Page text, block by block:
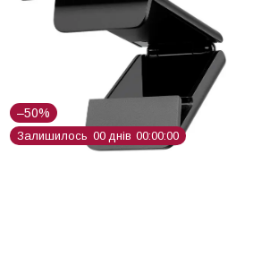
–50%
Залишилось 00 днів 00 00 00